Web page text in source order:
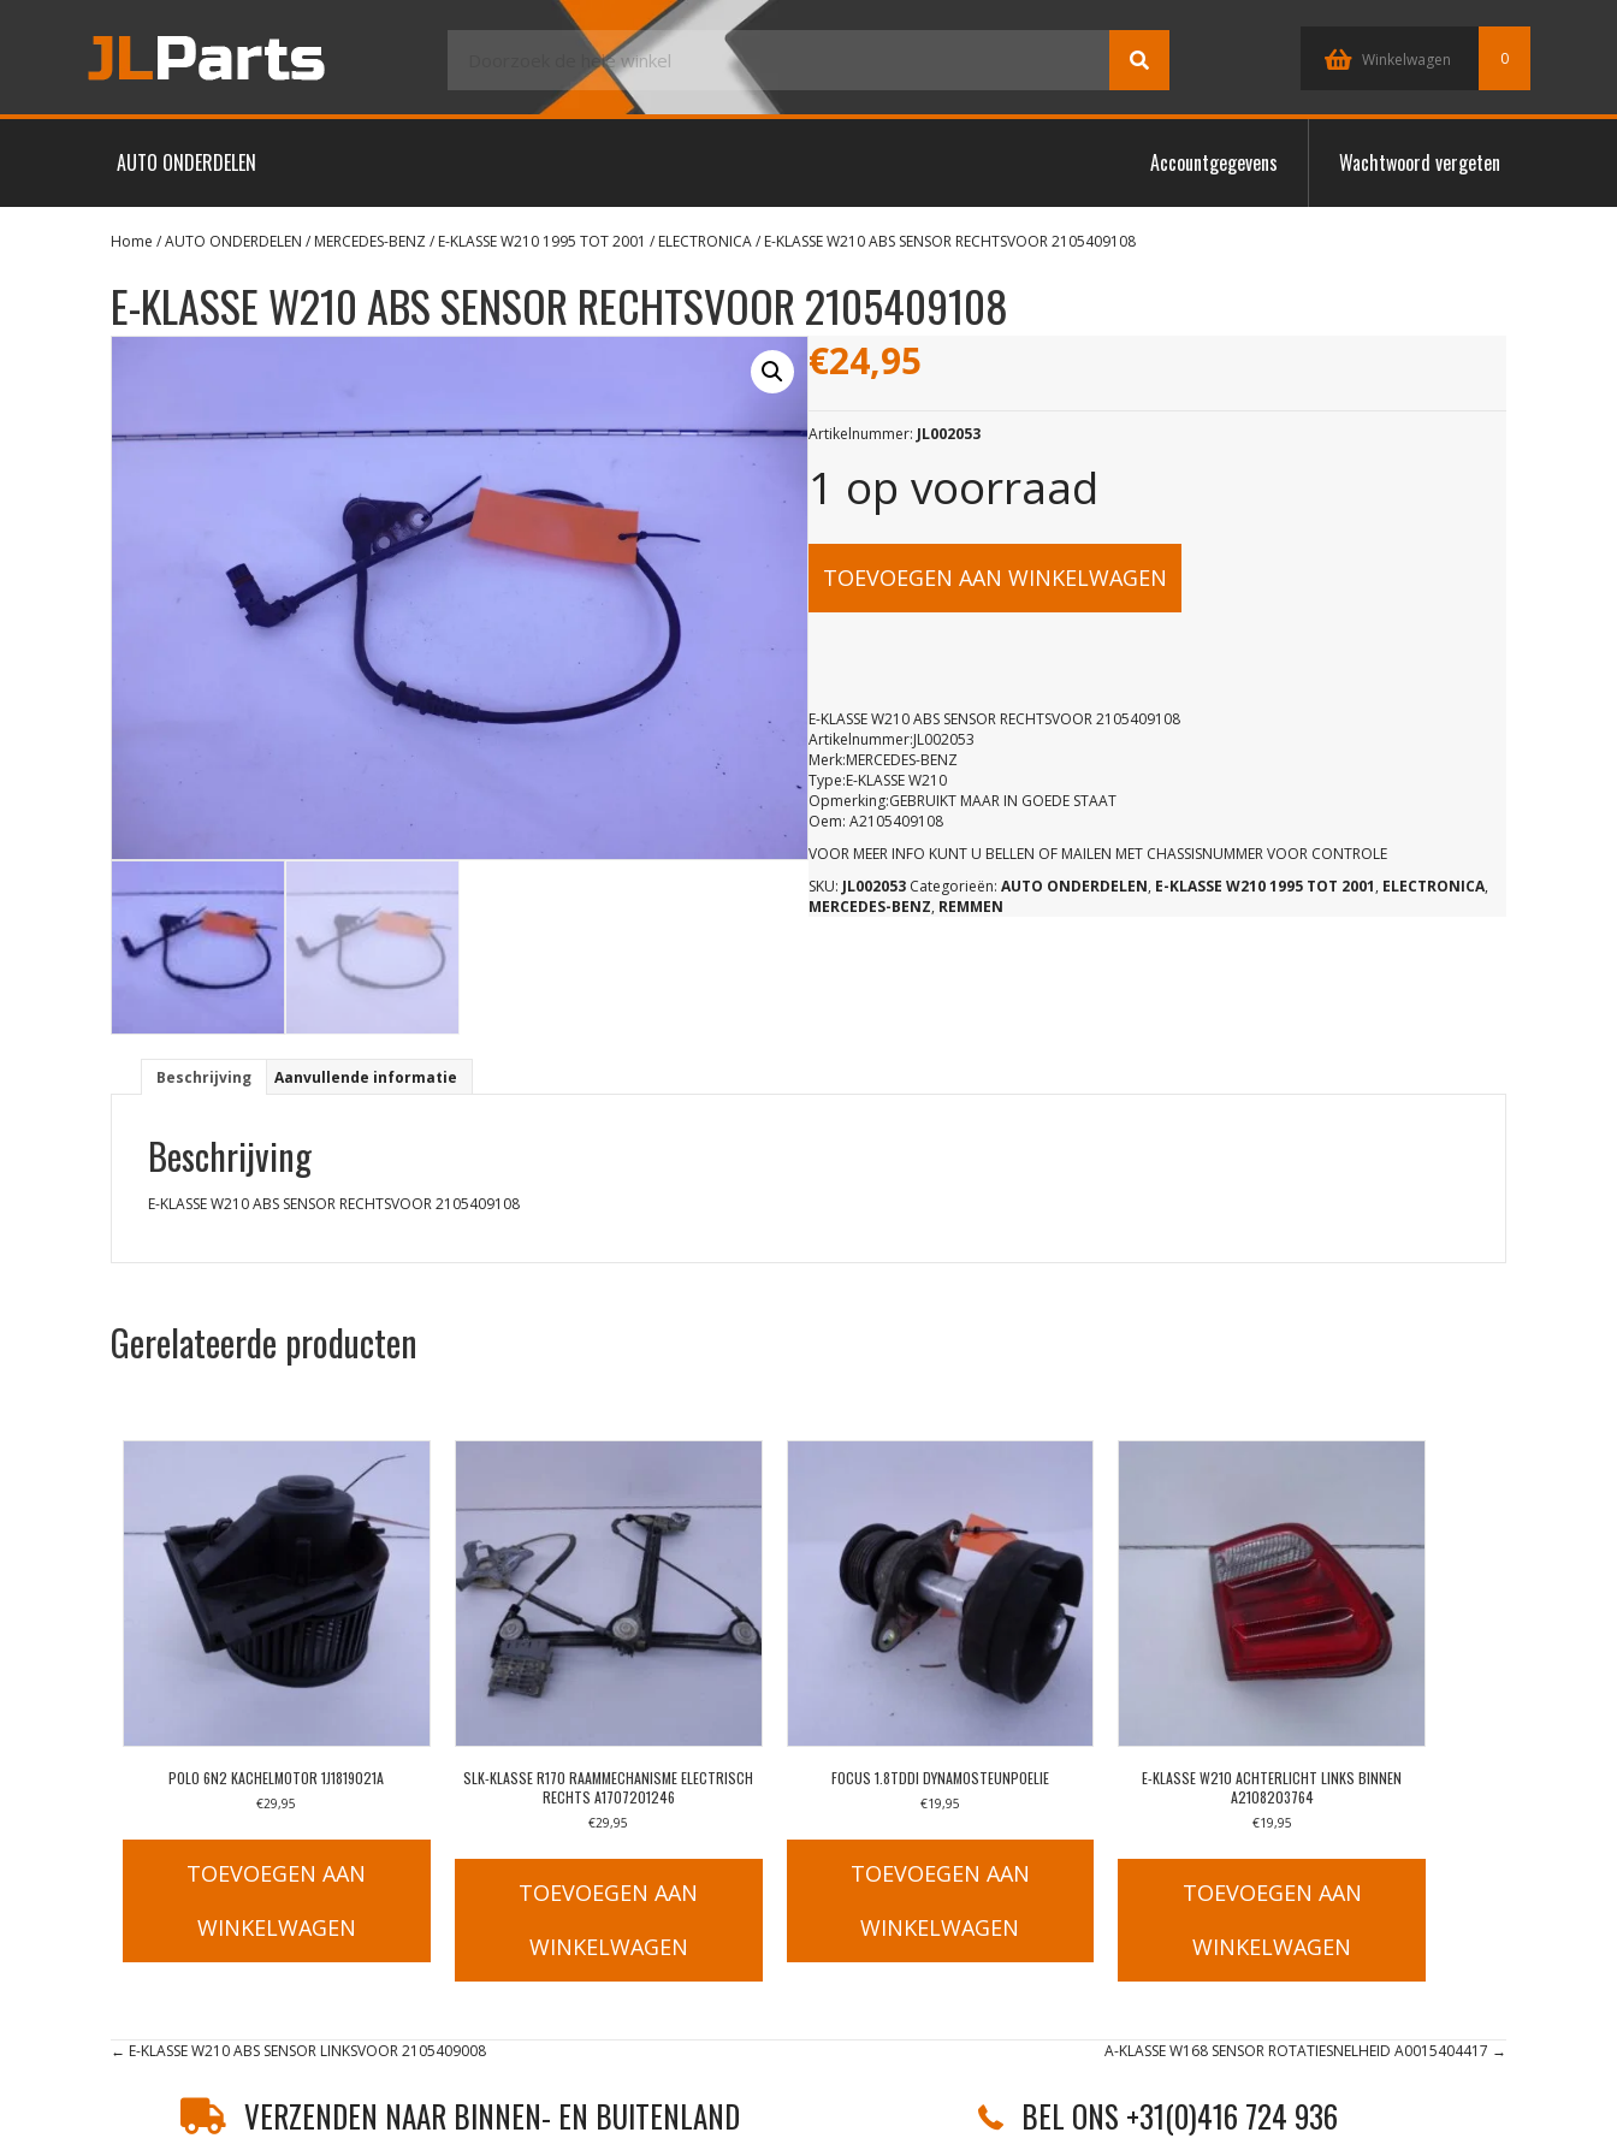
Winkelwagen 0
AUTO ONDERDELEN Accountgegevens Wachtwoord vergeten
Home /AUTO ONDERDELEN / MERCEDES-BENZ/ E-KLASSE W210 1995 TOT 2001 / ELECTRONICA/ E-KLASSE W210 ABS SENSOR RECHTSVOOR 2105409108
E-KLASSE W210 ABS SENSOR RECHTSVOOR 2105409108
€24,95
Artikelnummer: JL002053
1 op voorraad
E-
W210
ABS
SENSOR
RECHTSVOOR
TOEVOEGEN AAN WINKELWAGEN
E-KLASSE W210 ABS SENSOR RECHTSVOOR 2105409108
Artikelnummer:JL002053
Merk:MERCEDES-BENZ
Type:E-KLASSE W210
Opmerking:GEBRUIKT MAAR IN GOEDE STAAT
Oem: A2105409108
VOOR MEER INFO KUNT U BELLEN OF MAILEN MET CHASSISNUMMER VOOR CONTROLE
SKU: JL002053 Categorieën: AUTO ONDERDELEN, E-KLASSE W210 1995 TOT 2001, ELECTRONICA,
MERCEDES-BENZ, REMMEN
Beschrijving Aanvullende informatie
Beschrijving
E-KLASSE W210 ABS SENSOR RECHTSVOOR 2105409108
Gerelateerde producten
POLO 6N2 KACHELMOTOR 1J1819021A
€29,95
TOEVOEGEN AAN
WINKELWAGEN
SLK-KLASSE R170 RAAMMECHANISME ELECTRISCH
RECHTS A1707201246
€29,95
TOEVOEGEN AAN
WINKELWAGEN
FOCUS 1.8TDDI DYNAMOSTEUNPOELIE
€19,95
TOEVOEGEN AAN
WINKELWAGEN
E-KLASSE W210 ACHTERLICHT LINKS BINNEN
A2108203764
€19,95
TOEVOEGEN AAN
WINKELWAGEN
Posts
navigation
← E-KLASSE W210 ABS SENSOR LINKSVOOR 2105409008 A-KLASSE W168 SENSOR ROTATIESNELHEID A0015404417 →
VERZENDEN NAAR BINNEN- EN BUITENLAND BEL ONS +31(0)416 724 936